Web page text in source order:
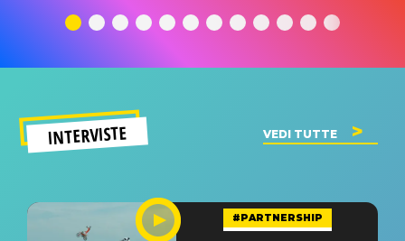
significato
del singolo
INTERVISTE VEDI TUTTE
#PARTNERSHIP